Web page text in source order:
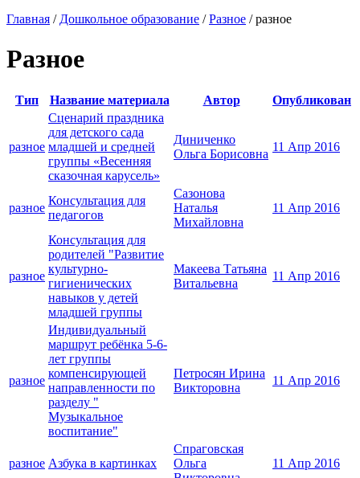
Главная / Дошкольное образование /Разное /разное
Разное
Тип Название материала Автор Опубликован
разное
Сценарий праздника
для детского сада
младшей и средней
группы «Весенняя
сказочная карусель»
Диниченко
Ольга Борисовна
11 Апр 2016
разное
Консультация для
педагогов
Сазонова
Наталья
Михайловна
11 Апр 2016
разное
Консультация для
родителей "Развитие
культурно-
гигиенических
навыков у детей
младшей группы
Макеева Татьяна
Витальевна
11 Апр 2016
разное
Индивидуальный
маршрут ребёнка 5-6-
лет группы
компенсирующей
направленности по
разделу "
Музыкальное
воспитание"
Петросян Ирина
Викторовна
11 Апр 2016
разное Азбука в картинках
Спраговская
Ольга
11 Апр 2016